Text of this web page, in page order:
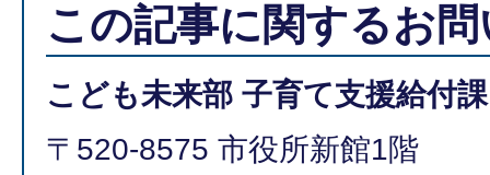
この記事に関するお
こども未来部 子育て支援給付課
〒520-8575 市役所新館1階